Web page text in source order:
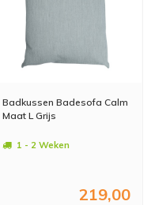
Badkussen Badesofa Calm
Maat L Grijs
1 - 2 Weken
219,00